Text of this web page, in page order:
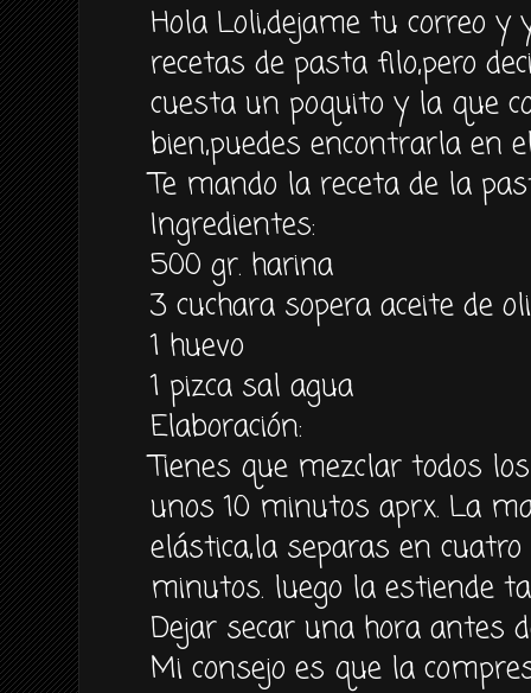
Hola Loli,dejame tu correo
recetas de pasta filo,pero
cuesta un poquito y la que
bien,puedes encontrarla en
Te mando la receta de la
Ingredientes:
500 gr. harina
3 cuchara sopera aceite de
1 huevo
1 pizca sal agua
Elaboración:
Tienes que mezclar todos
unos 10 minutos aprx. La
elástica,la separas en
minutos. luego la estiende
Dejar secar una hora antes
Mi consejo es que la